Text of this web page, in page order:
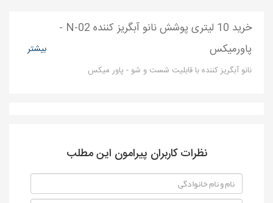
خرید 10 لیتری پوشش نانو آبگریز کننده N-02 -
پاورمیکس
نانو آبگریز کننده با قابلیت شست و شو - پاور میکس
بیشتر
نظرات کاربران پیرامون این مطلب